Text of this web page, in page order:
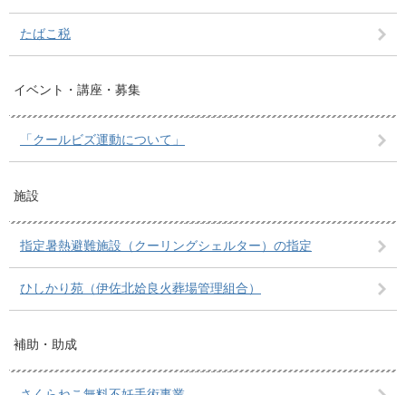
たばこ税
イベント・講座・募集
「クールビズ運動について」
施設
指定暑熱避難施設（クーリングシェルター）の指定
ひしかり苑（伊佐北姶良火葬場管理組合）
補助・助成